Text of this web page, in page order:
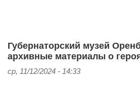
Губернаторский музей
архивные материалы о
ср, 11/12/2024 - 14:33